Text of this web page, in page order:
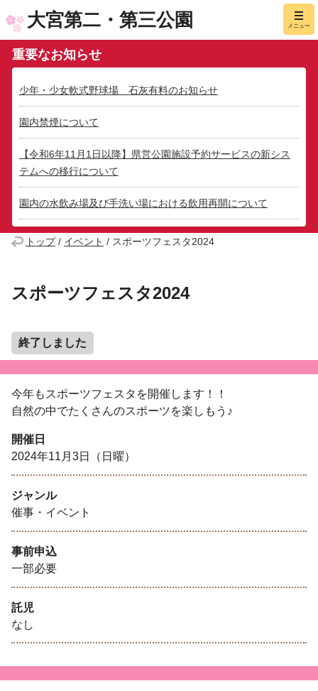
大宮第二・第三公園 メニュー
重要なお知らせ
少年・少女軟式野球場 石灰有料のお知らせ
園内禁煙について
【令和6年11月1日以降】県営公園施設予約サービスの新シス
テムへの移行について
園内の水飲み場及び手洗い場における飲用再開について
トップ/ イベント / スポーツフェスタ2024
スポーツフェスタ2024
終了しました
今年もスポーツフェスタを開催します！！
自然の中でたくさんのスポーツを楽しもう♪
開催日
2024年11月3日（日曜）
ジャンル
催事・イベント
事前申込
一部必要
託児
なし